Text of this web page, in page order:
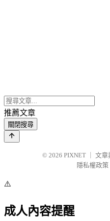
推薦文章
關閉搜尋
© 2026 PIXNET
文章
隱私權政策
⚠️
成人內容提醒